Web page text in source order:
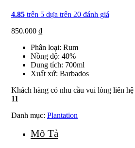
4.85 trên 5 dựa trên 20 đánh giá
850.000 ₫
Phân loại: Rum
Nồng độ: 40%
Dung tích: 700ml
Xuất xứ: Barbados
Khách hàng có nhu cầu vui lòng liên hệ
11
Danh mục: Plantation
Mô Tả